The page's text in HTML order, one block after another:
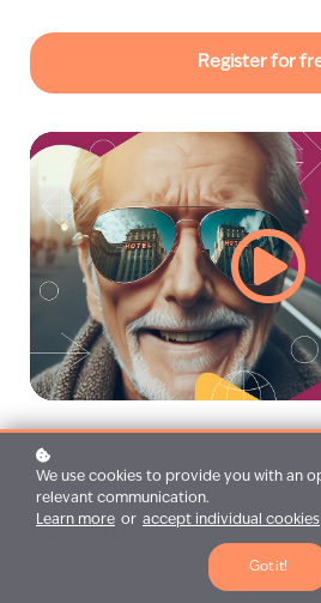
Register for
Requisiti
Questo corso è ideale per:
We use cookies to provide you with an
relevant communication.
Learn more or accept individual cookies
Got it!